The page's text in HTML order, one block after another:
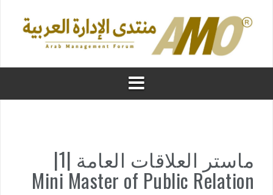
ماستر العلاقات العامة |1|
Mini Master of Public Relation